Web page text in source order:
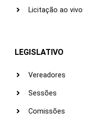
Licitação ao vivo
LEGISLATIVO
Vereadores
Sessões
Comissões